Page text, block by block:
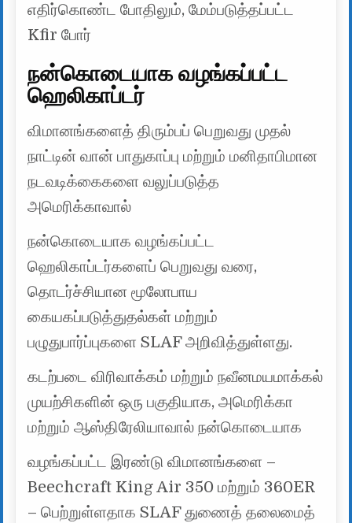
எதிர்கொண்ட போதிலும், மேம்படுத்தப்பட்ட
Kfir போர்
நன்கொடையாக வழங்கப்பட்ட
ஹெலிகாப்டர்
விமானங்களைத் திரும்பப் பெறுவது முதல்
நாட்டின் வான் பாதுகாப்பு மற்றும் மனிதாபிமான
நடவடிக்கைகளை வலுப்படுத்த
அமெரிக்காவால்
நன்கொடையாக வழங்கப்பட்ட
ஹெலிகாப்டர்களைப் பெறுவது வரை,
தொடர்ச்சியான மூலோபாய
கையகப்படுத்துதல்கள் மற்றும்
பழுதுபார்ப்புகளை SLAF அறிவித்துள்ளது.
கடற்படை விரிவாக்கம் மற்றும் நவீனமயமாக்கல்
முயற்சிகளின் ஒரு பகுதியாக, அமெரிக்கா
மற்றும் ஆஸ்திரேலியாவால் நன்கொடையாக
வழங்கப்பட்ட இரண்டு விமானங்களை –
Beechcraft King Air 350 மற்றும் 360ER
– பெற்றுள்ளதாக SLAF துணைத் தலைமைத்